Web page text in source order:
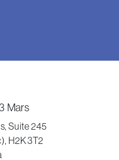
Mars
Suite 245
H2K 3T2